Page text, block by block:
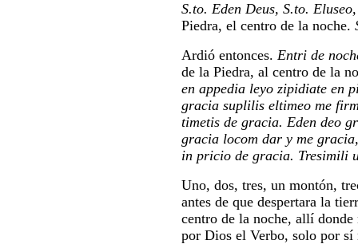
S.to. Eden Deus, S.to.
Piedra, el centro de la noche.
Ardió entonces. Entri de
de la Piedra, al centro de la
en appedia leyo zipidiate en
gracia suplilis eltimeo me
timetis de gracia. Eden deo
gracia locom dar y me
in pricio de gracia. Tresimili
Uno, dos, tres, un montón,
antes de que despertara la
centro de la noche, allí
por Dios el Verbo, solo por